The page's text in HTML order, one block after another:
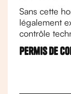
Sans cette
légalement
contrôle
Permis de